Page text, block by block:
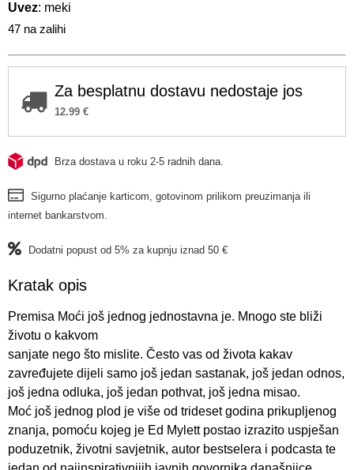
Uvez: meki
47 na zalihi
Za besplatnu dostavu nedostaje jos
12.99 €
Brza dostava u roku 2-5 radnih dana.
Sigurno plaćanje karticom, gotovinom prilikom preuzimanja ili
internet bankarstvom.
Dodatni popust od 5% za kupnju iznad 50 €
Kratak opis
Premisa Moći još jednog jednostavna je. Mnogo ste bliži
životu o kakvom
sanjate nego što mislite. Često vas od života kakav
zavređujete dijeli samo još jedan sastanak, još jedan odnos,
još jedna odluka, još jedan pothvat, još jedna misao.
Moć još jednog plod je više od trideset godina prikupljenog
znanja, pomoću kojeg je Ed Mylett postao izrazito uspješan
poduzetnik, životni savjetnik, autor bestselera i podcasta te